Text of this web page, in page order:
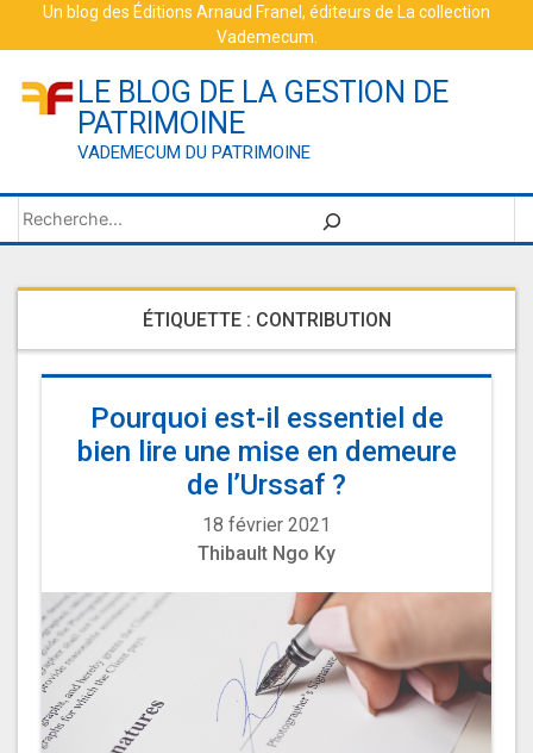
Un blog des Éditions Arnaud Franel , éditeurs de La collection
Vademecum
LE BLOG DE LA GESTION DE
PATRIMOINE
VADEMECUM DU PATRIMOINE
Rechercher
ÉTIQUETTE : CONTRIBUTION
Pourquoi est-il essentiel de
bien lire une mise en demeure
de l’Urssaf ?
18 février 2021
Thibault Ngo Ky